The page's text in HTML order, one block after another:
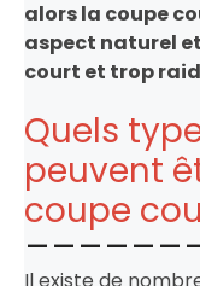
alors la coupe
aspect naturel
court et trop
Quels
peuvent
coupe